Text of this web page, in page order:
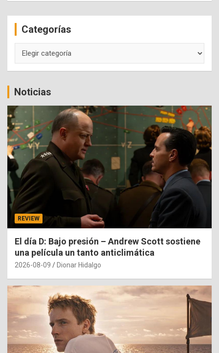
c
Categorías
Noticias
REVIEW
El día D: Bajo presión – Andrew Scott sostiene
una película un tanto anticlimática
2026-08-09 Dionar Hidalgo